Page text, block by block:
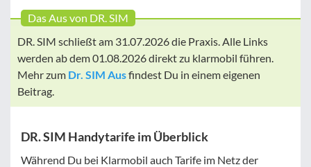
Das Aus von DR. SIM
DR. SIM schließt am 31.07.2026 die Praxis. Alle Links
werden ab dem 01.08.2026 direkt zu klarmobil führen.
Mehr zum Dr. SIM Ausfindest Du in einem eigenen
Beitrag.
DR. SIM Handytarife im Überblick
Während Du bei Klarmobil auch Tarife im Netz der